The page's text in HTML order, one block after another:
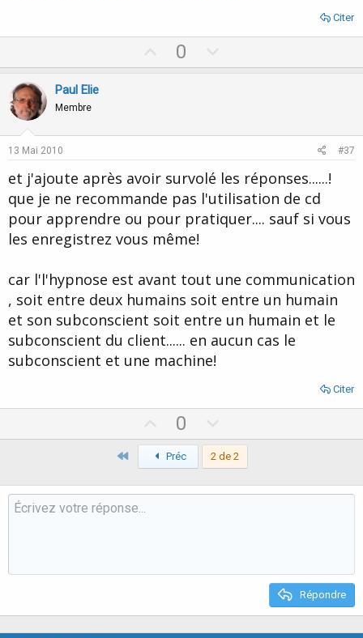
Citer
p
0
o
e
Paul Elie
Membre
13 Mai 2010 #37
et j'ajoute après avoir survolé les réponses......!
que je ne recommande pas l'utilisation de cd
pour apprendre ou pour pratiquer.... sauf si vous
les enregistrez vous même!
car l'l'hypnose est avant tout une communication
, soit entre deux humains soit entre un humain
et son subconscient soit entre un humain et le
subconscient du client...... en aucun cas le
subconscient et une machine!
Citer
p
v
o
t
0
o
w
n
v
Premier Préc 2 de 2
Répondre